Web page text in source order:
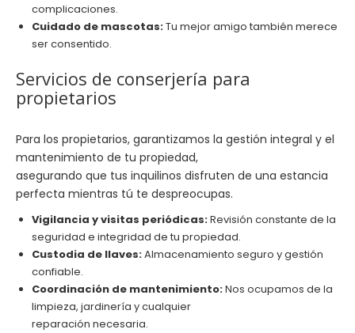
complicaciones.
Cuidado de mascotas:Tu mejor amigo también merece
ser consentido.
Servicios de conserjería para
propietarios
Para los propietarios, garantizamos la gestión integral y el
mantenimiento de tu propiedad,
asegurando que tus inquilinos disfruten de una estancia
perfecta mientras tú te despreocupas.
Vigilancia y visitas periódicas:Revisión constante de la
seguridad e integridad de tu propiedad.
Custodia de llaves:Almacenamiento seguro y gestión
confiable.
Coordinación de mantenimiento:Nos ocupamos de la
limpieza, jardinería y cualquier
reparación necesaria.